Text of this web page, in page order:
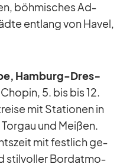
böh­mi­sches Ad­
ent­lang von Ha­vel,
Ham­burg-Dres­
5. bis bis 12.
mit Sta­tio­nen in
und Mei­ßen.
mit fest­lich ge­
stil­vol­ler Bord­at­mo­